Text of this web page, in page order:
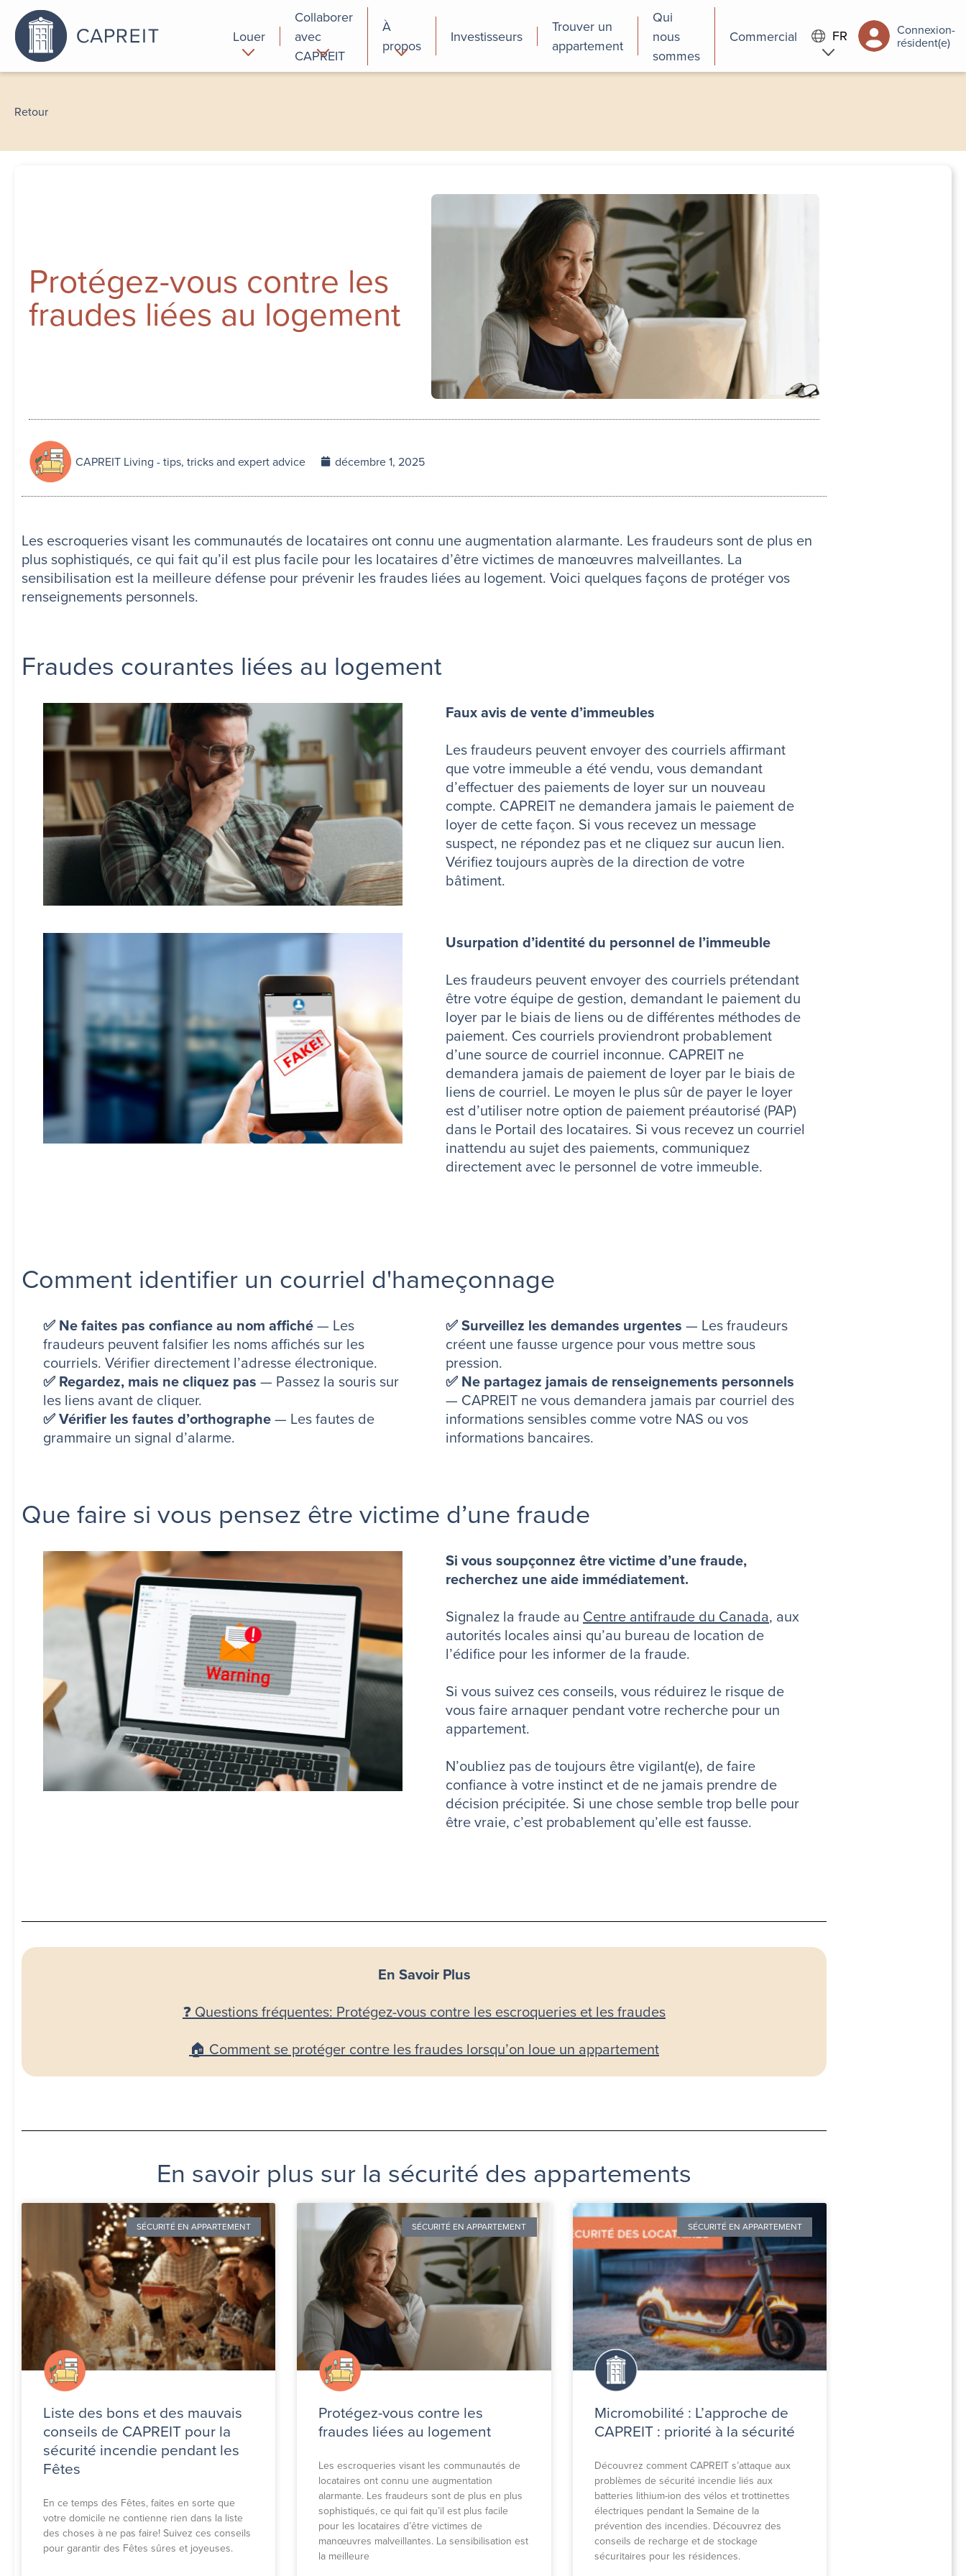
Louer
Collaborer
avec
CAPREIT
À
propos
Investisseurs
Trouver un
appartement
Qui
nous
sommes
Commercial FR
Connexion-
résident(e)
Retour
Protégez-vous contre les
fraudes liées au logement
CAPREIT Living - tips, tricks and expert advice décembre 1, 2025
Les escroqueries visant les communautés de locataires ont connu une augmentation alarmante. Les fraudeurs sont de plus en
plus sophistiqués, ce qui fait qu’il est plus facile pour les locataires d’être victimes de manœuvres malveillantes. La
sensibilisation est la meilleure défense pour prévenir les fraudes liées au logement. Voici quelques façons de protéger vos
renseignements personnels.
Fraudes courantes liées au logement
Faux avis de vente d’immeubles
Les fraudeurs peuvent envoyer des courriels affirmant
que votre immeuble a été vendu, vous demandant
d’effectuer des paiements de loyer sur un nouveau
compte. CAPREIT ne demandera jamais le paiement de
loyer de cette façon. Si vous recevez un message
suspect, ne répondez pas et ne cliquez sur aucun lien.
Vérifiez toujours auprès de la direction de votre
bâtiment.
Usurpation d’identité du personnel de l’immeuble
Les fraudeurs peuvent envoyer des courriels prétendant
être votre équipe de gestion, demandant le paiement du
loyer par le biais de liens ou de différentes méthodes de
paiement. Ces courriels proviendront probablement
d’une source de courriel inconnue. CAPREIT ne
demandera jamais de paiement de loyer par le biais de
liens de courriel. Le moyen le plus sûr de payer le loyer
est d’utiliser notre option de paiement préautorisé (PAP)
dans le Portail des locataires. Si vous recevez un courriel
inattendu au sujet des paiements, communiquez
directement avec le personnel de votre immeuble.
Comment identifier un courriel d'hameçonnage
✅ Ne faites pas confiance au nom affiché— Les
fraudeurs peuvent falsifier les noms affichés sur les
courriels. Vérifier directement l’adresse électronique.
✅ Regardez, mais ne cliquez pas — Passez la souris sur
les liens avant de cliquer.
✅ Vérifier les fautes d’orthographe— Les fautes de
grammaire un signal d’alarme.
✅ Surveillez les demandes urgentes — Les fraudeurs
créent une fausse urgence pour vous mettre sous
pression.
✅ Ne partagez jamais de renseignements personnels
— CAPREIT ne vous demandera jamais par courriel des
informations sensibles comme votre NAS ou vos
informations bancaires.
Que faire si vous pensez être victime d’une fraude
Si vous soupçonnez être victime d’une fraude,
recherchez une aide immédiatement.
Signalez la fraude au Centre antifraude du Canada, aux
autorités locales ainsi qu’au bureau de location de
l’édifice pour les informer de la fraude.
Si vous suivez ces conseils, vous réduirez le risque de
vous faire arnaquer pendant votre recherche pour un
appartement.
N’oubliez pas de toujours être vigilant(e), de faire
confiance à votre instinct et de ne jamais prendre de
décision précipitée. Si une chose semble trop belle pour
être vraie, c’est probablement qu’elle est fausse.
En Savoir Plus
❓ Questions fréquentes: Protégez-vous contre les escroqueries et les fraudes
🏠 Comment se protéger contre les fraudes lorsqu’on loue un appartement
En savoir plus sur la sécurité des appartements
SÉCURITÉ EN APPARTEMENT
Liste des bons et des mauvais
conseils de CAPREIT pour la
sécurité incendie pendant les
Fêtes
En ce temps des Fêtes, faites en sorte que
votre domicile ne contienne rien dans la liste
des choses à ne pas faire! Suivez ces conseils
pour garantir des Fêtes sûres et joyeuses.
SÉCURITÉ EN APPARTEMENT
Protégez-vous contre les
fraudes liées au logement
Les escroqueries visant les communautés de
locataires ont connu une augmentation
alarmante. Les fraudeurs sont de plus en plus
sophistiqués, ce qui fait qu’il est plus facile
pour les locataires d’être victimes de
manœuvres malveillantes. La sensibilisation est
la meilleure
SÉCURITÉ EN APPARTEMENT
Micromobilité : L’approche de
CAPREIT : priorité à la sécurité
Découvrez comment CAPREIT s’attaque aux
problèmes de sécurité incendie liés aux
batteries lithium-ion des vélos et trottinettes
électriques pendant la Semaine de la
prévention des incendies. Découvrez des
conseils de recharge et de stockage
sécuritaires pour les résidences.